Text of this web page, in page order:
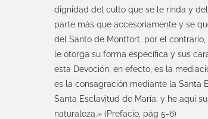
dignidad del culto que se le rinda y
parte más que accesoriamente y se
del Santo de Montfort, por el
le otorga su forma específica y sus
esta Devoción, en efecto, es la
es la consagración mediante la Santa
Santa Esclavitud de María; y he aquí
naturaleza.» (Prefacio, pág 5-6)